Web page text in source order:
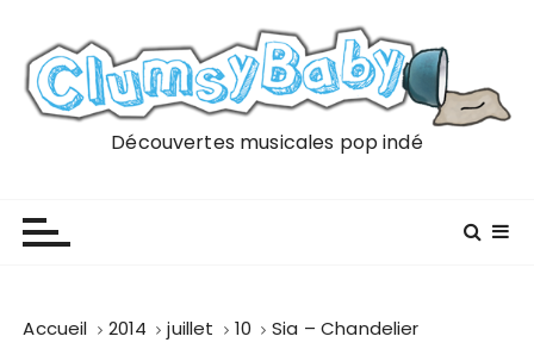
Découvertes musicales pop indé
Accueil 2014 juillet 10 Sia – Chandelier